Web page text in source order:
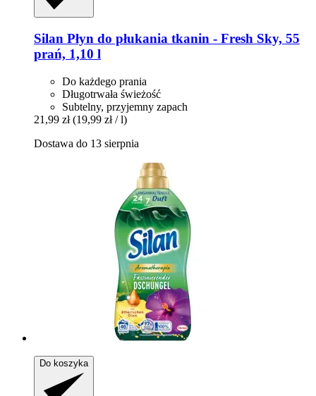
Silan Płyn do płukania tkanin -​ Fresh Sky, 55
prań, 1,10 l
Do każdego prania
Długotrwała świeżość
Subtelny, przyjemny zapach
21,99 zł (19,99 zł / l)
Dostawa do 13 sierpnia
Do koszyka